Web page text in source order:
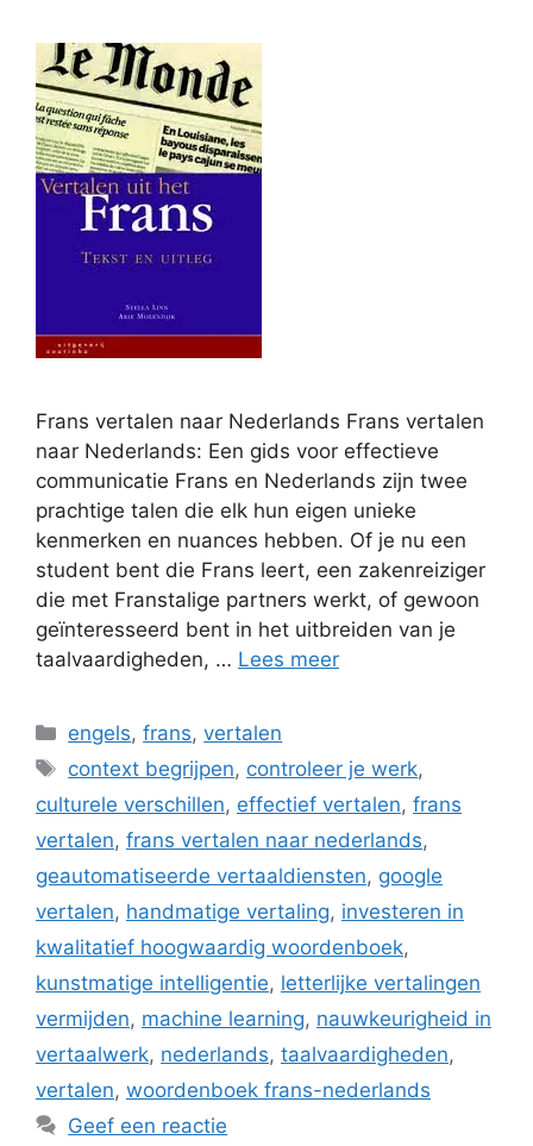
Frans vertalen naar Nederlands Frans vertalen
naar Nederlands: Een gids voor effectieve
communicatie Frans en Nederlands zijn twee
prachtige talen die elk hun eigen unieke
kenmerken en nuances hebben. Of je nu een
student bent die Frans leert, een zakenreiziger
die met Franstalige partners werkt, of gewoon
geïnteresseerd bent in het uitbreiden van je
taalvaardigheden, … Lees meer
Categorieën
engels,frans,vertalen
Tags
context begrijpen, controleer je werk,
culturele verschillen, effectief vertalen, frans
vertalen, frans vertalen naar nederlands,
geautomatiseerde vertaaldiensten, google
vertalen, handmatige vertaling, investeren in
kwalitatief hoogwaardig woordenboek,
kunstmatige intelligentie, letterlijke vertalingen
vermijden, machine learning, nauwkeurigheid in
vertaalwerk, nederlands, taalvaardigheden,
vertalen, woordenboek frans-nederlands
Geef een reactie